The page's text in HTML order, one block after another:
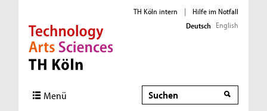
Direkt zur Hauptnavigation
Direkt zur Subnavigation
Direkt zum Inhalt
Direkt zum Fußbereich
TH Köln intern |
Hilfe im Notfall
Deutsch English
Menü Suche